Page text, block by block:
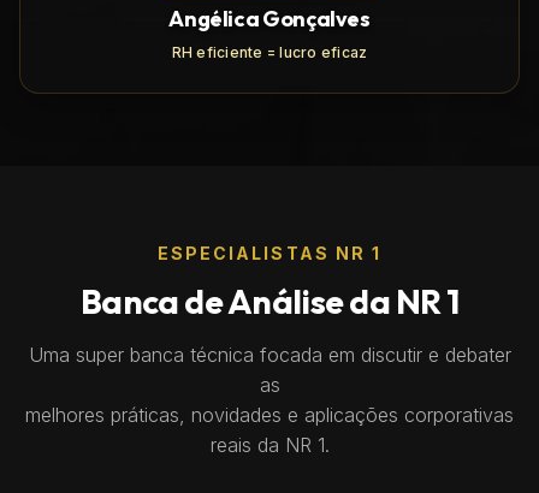
Angélica Gonçalves
RH eficiente = lucro eficaz
ESPECIALISTAS NR 1
Banca de Análise da NR 1
Uma super banca técnica focada em discutir e debater
as
melhores práticas, novidades e aplicações corporativas
reais da NR 1.